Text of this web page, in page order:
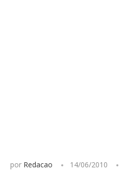
por Redacao 14/06/2010